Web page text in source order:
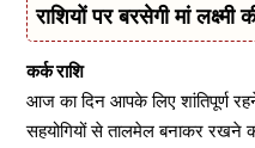
राशियों पर बरसेगी मां
कर्क राशि
आज का दिन आपके लिए शांतिपूर्ण
सहयोगियों से तालमेल बनाकर रखने